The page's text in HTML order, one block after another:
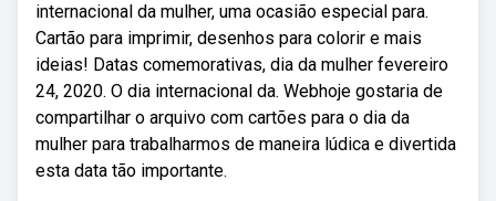
internacional da mulher, uma ocasião especial para.
Cartão para imprimir, desenhos para colorir e mais
ideias! Datas comemorativas, dia da mulher fevereiro
24, 2020. O dia internacional da. Webhoje gostaria de
compartilhar o arquivo com cartões para o dia da
mulher para trabalharmos de maneira lúdica e divertida
esta data tão importante.